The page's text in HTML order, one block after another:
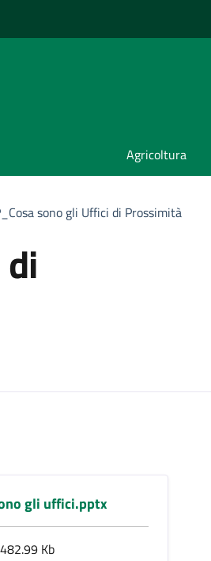
Agricoltura
sono gli Uffici di Prossimità
gli uffici.pptx
Kb